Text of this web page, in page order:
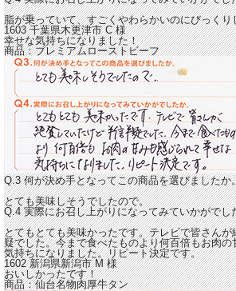
脂が乗っていて、すごくやわらかいのにびっくり
1603 千葉県木更津市C様
幸せな気持ちになりました！
商品：プレミアムローストビーフ
Q.3 何が決め手となってこの商品を選びましたか
とても美味しそうでしたので。
Q.4 実際にお召し上がりになってみていかがでし
とてもとても美味かったです。テレビで皆さん
疑でした。今まで食べたものより何百倍もお肉の
気持ちになりました。リピート決定です。
1602 新潟県新潟市M様
おいしかったです！
商品：仙台名物肉厚牛タン